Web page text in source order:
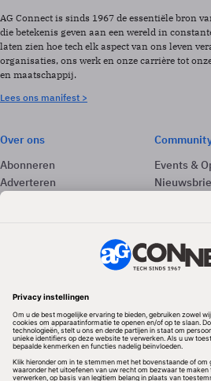
AG Connect is sinds 1967 de essentiële bron
die betekenis geven aan een wereld in
laten zien hoe tech elk aspect van ons leven
organisaties, ons werk en onze carrière tot
en maatschappij.
Lees ons manifest >
Over ons
Abonneren
Adverteren
Contact
Events &
Redactionele partner